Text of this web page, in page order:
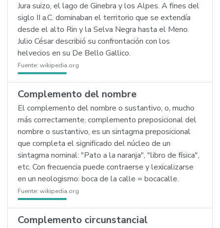
Jura suizo, el lago de Ginebra y los Alpes. A fines del
siglo II a.C. dominaban el territorio que se extendía
desde el alto Rin y la Selva Negra hasta el Meno.
Julio César describió su confrontación con los
helvecios en su De Bello Gallico.
Fuente: wikipedia.org
Complemento del nombre
El complemento del nombre o sustantivo, o, mucho
más correctamente, complemento preposicional del
nombre o sustantivo, es un sintagma preposicional
que completa el significado del núcleo de un
sintagma nominal: "Pato a la naranja", "libro de física",
etc. Con frecuencia puede contraerse y lexicalizarse
en un neologismo: boca de la calle = bocacalle.
Fuente: wikipedia.org
Complemento circunstancial